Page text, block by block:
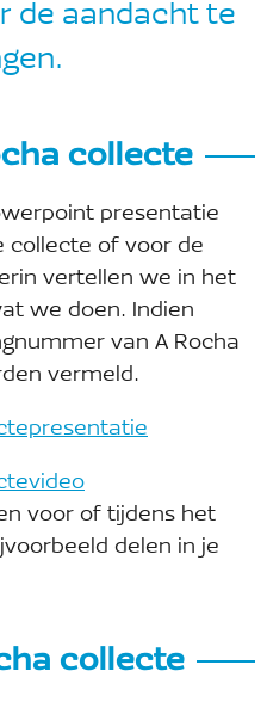
de aandacht te
collecte
presentatie
collecte of voor de
vertellen we in het
we doen. Indien
van A Rocha
vermeld.
voor of tijdens het
delen in je
collecte